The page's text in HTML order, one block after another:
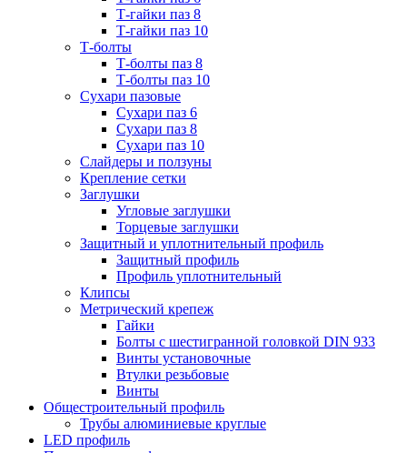
Т-гайки паз 8
Т-гайки паз 10
Т-болты
Т-болты паз 8
Т-болты паз 10
Сухари пазовые
Сухари паз 6
Сухари паз 8
Сухари паз 10
Слайдеры и ползуны
Крепление сетки
Заглушки
Угловые заглушки
Торцевые заглушки
Защитный и уплотнительный профиль
Защитный профиль
Профиль уплотнительный
Клипсы
Метрический крепеж
Гайки
Болты с шестигранной головкой DIN 933
Винты установочные
Втулки резьбовые
Винты
Общестроительный профиль
Трубы алюминиевые круглые
LED профиль